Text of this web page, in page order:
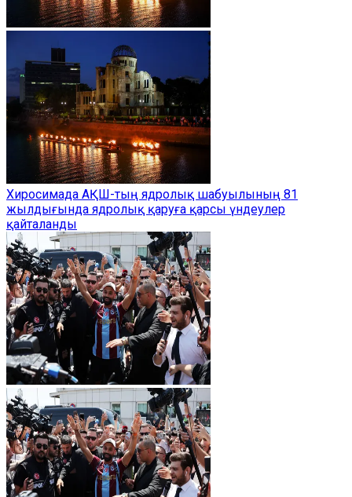
Хиросимада АҚШ-тың ядролық шабуылының 81
жылдығында ядролық қаруға қарсы үндеулер
қайталанды